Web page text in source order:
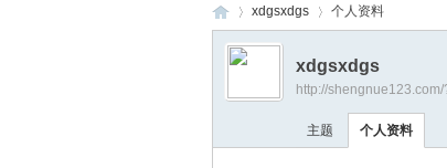
›
xdgsxdgs 个人资料
xdgsxdgs
http://
主题 个人资料